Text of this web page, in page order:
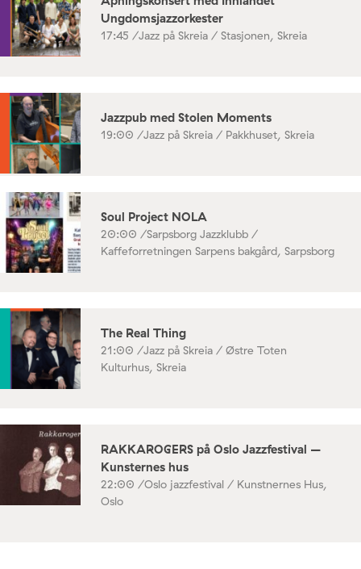
Ungdomsjazzorkester
17:45 /Jazz på Skreia / Stasjonen, Skreia
Jazzpub med Stolen Moments
19:00 /Jazz på Skreia / Pakkhuset, Skreia
Soul Project NOLA
20:00 /Sarpsborg Jazzklubb /
Kaffeforretningen Sarpens bakgård, Sarpsborg
The Real Thing
21:00 /Jazz på Skreia / Østre Toten
Kulturhus, Skreia
RAKKAROGERS på Oslo Jazzfestival –
Kunsternes hus
22:00 /Oslo jazzfestival / Kunstnernes Hus,
Oslo